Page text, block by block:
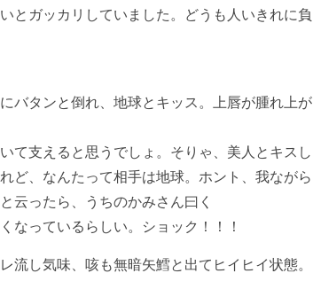
とガッカリしていました。どうも人いきれに負
バタンと倒れ、地球とキッス。上唇が腫れ上が
て支えると思うでしょ。そりゃ、美人とキスし
ど、なんたって相手は地球。ホント、我ながら
云ったら、うちのかみさん曰く
なっているらしい。ショック！！！
し気味、咳も無暗矢鱈と出てヒイヒイ状態。